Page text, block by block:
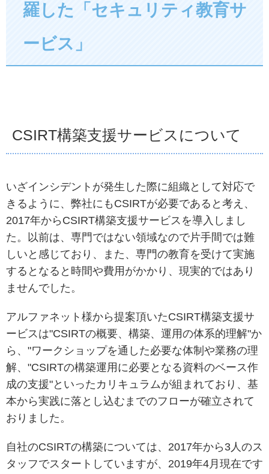
羅した「セキュリティ教育サ
ービス」
CSIRT構築支援サービスについて
いざインシデントが発生した際に組織として対応で
きるように、弊社にもCSIRTが必要であると考え、
2017年からCSIRT構築支援サービスを導入しまし
た。以前は、専門ではない領域なので片手間では難
しいと感じており、また、専門の教育を受けて実施
するとなると時間や費用がかかり、現実的ではあり
ませんでした。
アルファネット様から提案頂いたCSIRT構築支援サ
ービスは"CSIRTの概要、構築、運用の体系的理解"か
ら、"ワークショップを通した必要な体制や業務の理
解、"CSIRTの構築運用に必要となる資料のベース作
成の支援"といったカリキュラムが組まれており、基
本から実践に落とし込むまでのフローが確立されて
おりました。
自社のCSIRTの構築については、2017年から3人のス
タッフでスタートしていますが、2019年4月現在です